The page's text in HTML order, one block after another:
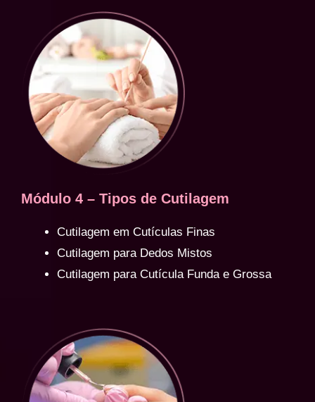
Módulo 4 – Tipos de Cutilagem
Cutilagem em Cutículas Finas
Cutilagem para Dedos Mistos
Cutilagem para Cutícula Funda e Grossa